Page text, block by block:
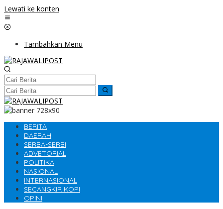
Lewati ke konten
Tambahkan Menu
BERITA
DAERAH
SERBA-SERBI
ADVETORIAL
POLITIKA
NASIONAL
INTERNASIONAL
SECANGKIR KOPI
OPINI